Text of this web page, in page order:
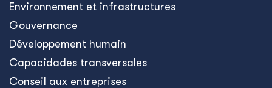
Environnement et infrastructures
Gouvernance
Développement humain
Capacidades transversales
Conseil aux entreprises